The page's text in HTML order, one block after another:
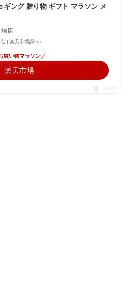
ギング 贈り物 ギフト マラソン メ
場店
| 楽天市場調べ）
買い物マラソン／
楽天市場
ポチップ